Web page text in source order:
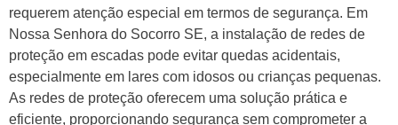
requerem atenção especial em termos de segurança. Em
Nossa Senhora do Socorro SE, a instalação de redes de
proteção em escadas pode evitar quedas acidentais,
especialmente em lares com idosos ou crianças pequenas.
As redes de proteção oferecem uma solução prática e
eficiente, proporcionando segurança sem comprometer a